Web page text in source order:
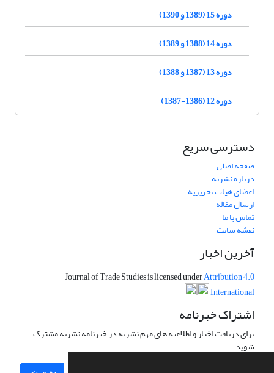
دوره 15 (1389 و 1390)
دوره 14 (1388 و 1389)
دوره 13 (1387 و 1388)
دوره 12 (1386-1387)
دسترسی سریع
صفحه اصلی
درباره نشریه
اعضای هیات تحریریه
ارسال مقاله
تماس با ما
نقشه سایت
آخرین اخبار
Journal of Trade Studies is licensed underAttribution 4.0
International
اشتراک خبرنامه
برای دریافت اخبار و اطلاعیه های مهم نشریه در خبرنامه نشریه مشترک
شوید.